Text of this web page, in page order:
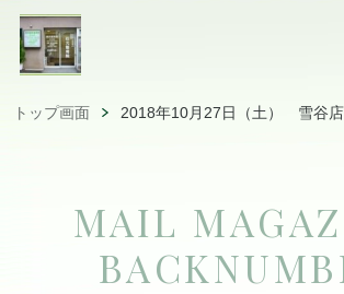
トップ画面 2018年10月27日（土） 雪谷
MAIL